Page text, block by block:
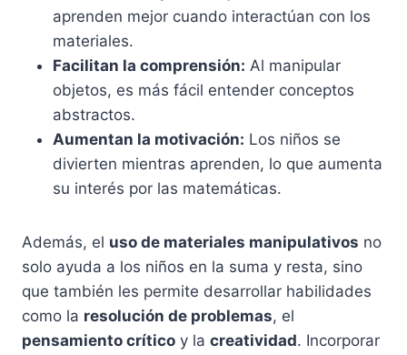
aprenden mejor cuando interactúan con los
materiales.
Facilitan la comprensión: Al manipular
objetos, es más fácil entender conceptos
abstractos.
Aumentan la motivación: Los niños se
divierten mientras aprenden, lo que aumenta
su interés por las matemáticas.
Además, el uso de materiales manipulativos no
solo ayuda a los niños en la suma y resta, sino
que también les permite desarrollar habilidades
como la resolución de problemas, el
pensamiento crítico y la creatividad. Incorporar